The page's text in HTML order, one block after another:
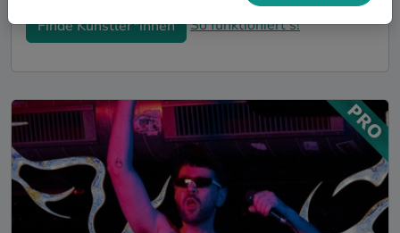
Finde Künstler*innen So funktioniert's!